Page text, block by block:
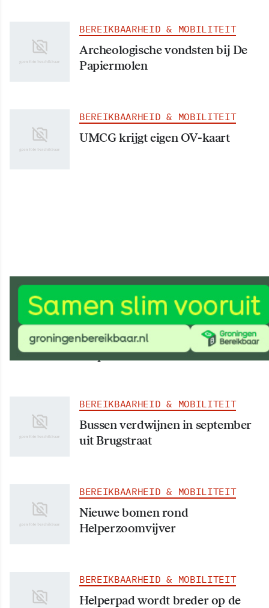
BEREIKBAARHEID & MOBILITEIT
Archeologische vondsten bij De
Papiermolen
BEREIKBAARHEID & MOBILITEIT
UMCG krijgt eigen OV-kaart
BEREIKBAARHEID & MOBILITEIT
Wethouder verricht aftrap van
werkzaamheden
Helperzoomtunnel
BEREIKBAARHEID & MOBILITEIT
Bussen verdwijnen in september
uit Brugstraat
BEREIKBAARHEID & MOBILITEIT
Nieuwe bomen rond
Helperzoomvijver
BEREIKBAARHEID & MOBILITEIT
Helperpad wordt breder op de